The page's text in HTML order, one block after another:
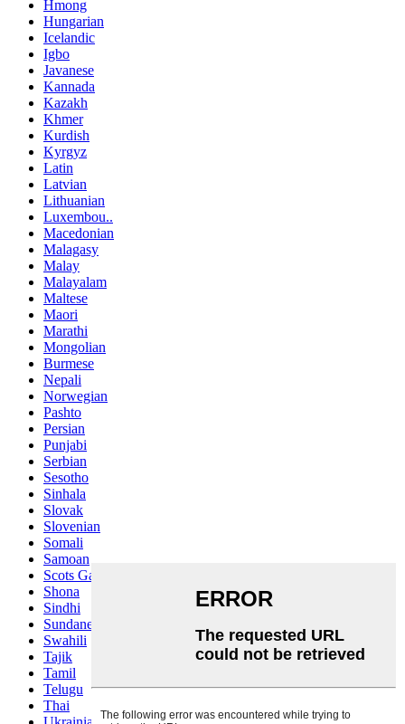
Hmong
Hungarian
Icelandic
Igbo
Javanese
Kannada
Kazakh
Khmer
Kurdish
Kyrgyz
Latin
Latvian
Lithuanian
Luxembou..
Macedonian
Malagasy
Malay
Malayalam
Maltese
Maori
Marathi
Mongolian
Burmese
Nepali
Norwegian
Pashto
Persian
Punjabi
Serbian
Sesotho
Sinhala
Slovak
Slovenian
Somali
Samoan
Scots Gaelic
Shona
Sindhi
Sundanese
Swahili
Tajik
Tamil
Telugu
Thai